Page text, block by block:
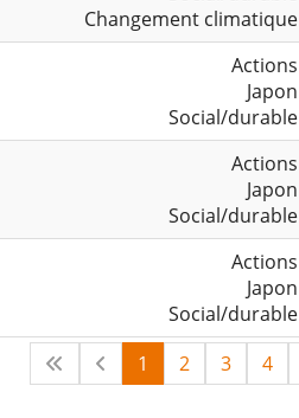
Changement climatique
Actions
Japon
Social/durable
Actions
Japon
Social/durable
Actions
Japon
Social/durable
1 2 3 4